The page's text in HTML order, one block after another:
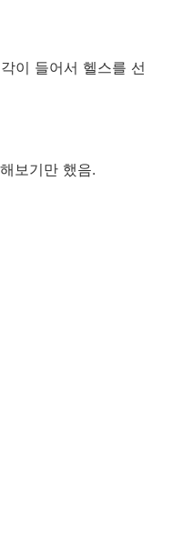
이 들어서 헬스를 선
보기만 했음.